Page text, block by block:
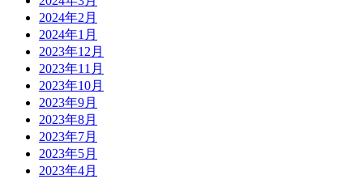
2024年2月
2024年1月
2023年12月
2023年11月
2023年10月
2023年9月
2023年8月
2023年7月
2023年5月
2023年4月